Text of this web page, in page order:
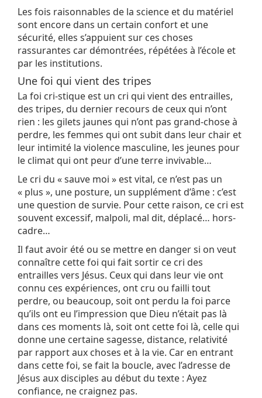
Les fois raisonnables de la science et du matériel
sont encore dans un certain confort et une
sécurité, elles s’appuient sur ces choses
rassurantes car démontrées, répétées à l’école et
par les institutions.
Une foi qui vient des tripes
La foi cri-stique est un cri qui vient des entrailles,
des tripes, du dernier recours de ceux qui n’ont
rien : les gilets jaunes qui n’ont pas grand-chose à
perdre, les femmes qui ont subit dans leur chair et
leur intimité la violence masculine, les jeunes pour
le climat qui ont peur d’une terre invivable…
Le cri du « sauve moi » est vital, ce n’est pas un
« plus », une posture, un supplément d’âme : c’est
une question de survie. Pour cette raison, ce cri est
souvent excessif, malpoli, mal dit, déplacé… hors-
cadre…
Il faut avoir été ou se mettre en danger si on veut
connaître cette foi qui fait sortir ce cri des
entrailles vers Jésus. Ceux qui dans leur vie ont
connu ces expériences, ont cru ou failli tout
perdre, ou beaucoup, soit ont perdu la foi parce
qu’ils ont eu l’impression que Dieu n’était pas là
dans ces moments là, soit ont cette foi là, celle qui
donne une certaine sagesse, distance, relativité
par rapport aux choses et à la vie. Car en entrant
dans cette foi, se fait la boucle, avec l’adresse de
Jésus aux disciples au début du texte : Ayez
confiance, ne craignez pas.